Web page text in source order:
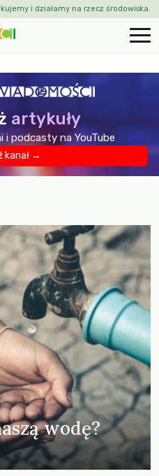
i działamy na rzecz środowiska.
artykuły
i podcasty na YouTube
kanał →
wodę?